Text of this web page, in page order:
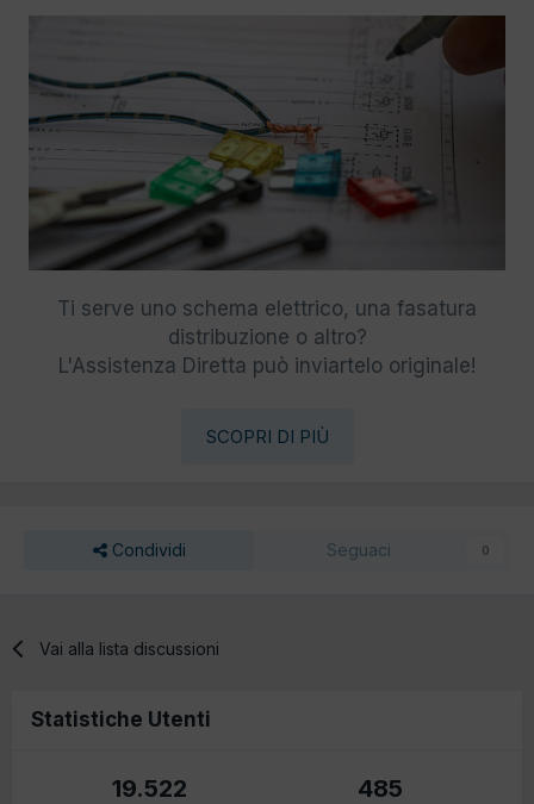
Ti serve uno schema elettrico, una fasatura
distribuzione o altro?
L'Assistenza Diretta può inviartelo originale!
SCOPRI DI PIÙ
Condividi Seguaci 0
Vai alla lista discussioni
Statistiche Utenti
19.522 485